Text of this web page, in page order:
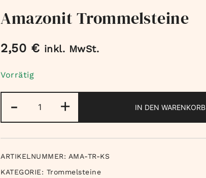
Amazonit Trommelsteine
2,50 € inkl. MwSt.
Vorrätig
-
Trommelsteine
Menge
+ IN DEN WARENKORB
ARTIKELNUMMER: AMA-TR-KS
KATEGORIE: Trommelsteine